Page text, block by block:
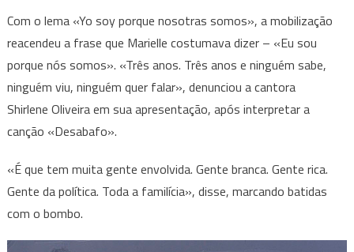
Com o lema «Yo soy porque nosotras somos», a mobilização
reacendeu a frase que Marielle costumava dizer – «Eu sou
porque nós somos». «Três anos. Três anos e ninguém sabe,
ninguém viu, ninguém quer falar», denunciou a cantora
Shirlene Oliveira em sua apresentação, após interpretar a
canção «Desabafo».
«É que tem muita gente envolvida. Gente branca. Gente rica.
Gente da política. Toda a familícia», disse, marcando batidas
com o bombo.